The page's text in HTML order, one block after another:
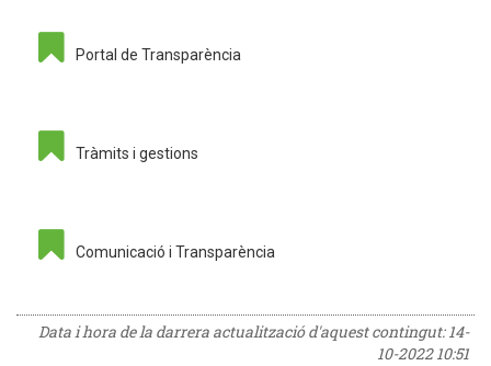
Portal de Transparència
Tràmits i gestions
Comunicació i Transparència
Data i hora de la darrera actualització d'aquest contingut:14-
10-2022 10:51